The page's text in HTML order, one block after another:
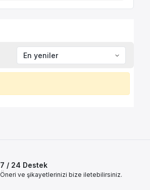
7 / 24 Destek
Öneri ve şikayetlerinizi bize iletebilirsiniz.